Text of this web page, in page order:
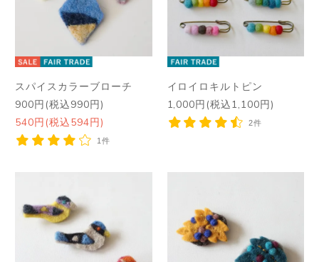
スパイスカラーブローチ
900円(税込990円)
540円(税込594円)
1件
イロイロキルトピン
1,000円(税込1,100円)
2件